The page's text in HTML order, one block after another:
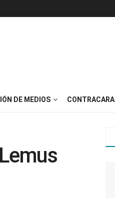
DE MEDIOS CONTRACARA